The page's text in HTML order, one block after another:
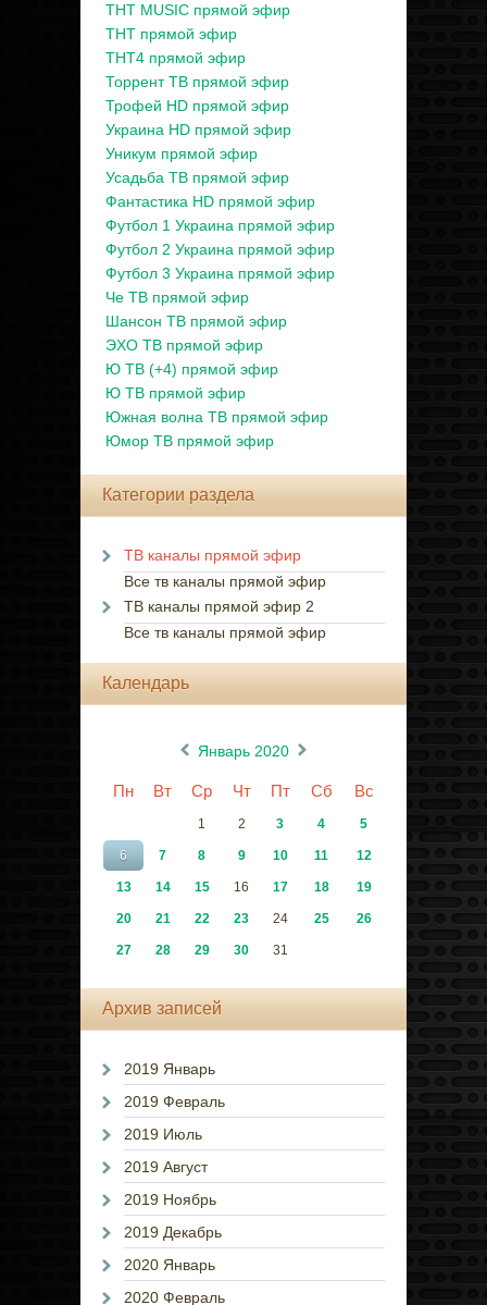
ТНТ MUSIC прямой эфир
ТНТ прямой эфир
ТНТ4 прямой эфир
Торрент ТВ прямой эфир
Трофей HD прямой эфир
Украина HD прямой эфир
Уникум прямой эфир
Усадьба ТВ прямой эфир
Фантастика HD прямой эфир
Футбол 1 Украина прямой эфир
Футбол 2 Украина прямой эфир
Футбол 3 Украина прямой эфир
Че ТВ прямой эфир
Шансон ТВ прямой эфир
ЭХО ТВ прямой эфир
Ю ТВ (+4) прямой эфир
Ю ТВ прямой эфир
Южная волна ТВ прямой эфир
Юмор ТВ прямой эфир
Категории раздела
ТВ каналы прямой эфир
Все тв каналы прямой эфир
ТВ каналы прямой эфир 2
Все тв каналы прямой эфир
Календарь
Январь 2020
Пн Вт Ср Чт Пт Сб Вс
1 2 3 4 5
6 7 8 9 10 11 12
13 14 15 16 17 18 19
20 21 22 23 24 25 26
27 28 29 30 31
Архив записей
2019 Январь
2019 Февраль
2019 Июль
2019 Август
2019 Ноябрь
2019 Декабрь
2020 Январь
2020 Февраль